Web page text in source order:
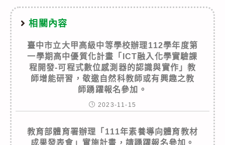
相關內容
臺中市立大甲高級中等學校辦理112學年度第
一學期高中優質化計畫「ICT融入化學實驗課
程開發-可程式數位感測器的認識與實作」教
師增能研習，敬邀自然科教師或有興趣之教
師踴躍報名參加。
2023-11-15
教育部體育署辦理「111年素養導向體育教材
成果發表會」實施計畫，請踴躍報名參加。